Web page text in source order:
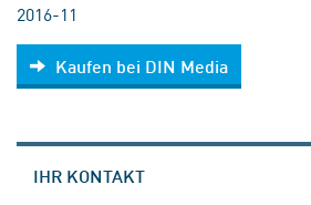
2016-11
Kaufen bei DIN Media
IHR KONTAKT